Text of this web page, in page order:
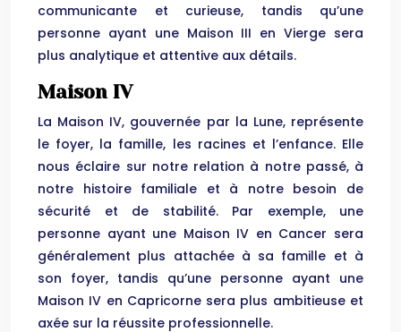
communicante et curieuse, tandis qu’une
personne ayant une Maison III en Vierge sera
plus analytique et attentive aux détails.
Maison IV
La Maison IV, gouvernée par la Lune, représente
le foyer, la famille, les racines et l’enfance. Elle
nous éclaire sur notre relation à notre passé, à
notre histoire familiale et à notre besoin de
sécurité et de stabilité. Par exemple, une
personne ayant une Maison IV en Cancer sera
généralement plus attachée à sa famille et à
son foyer, tandis qu’une personne ayant une
Maison IV en Capricorne sera plus ambitieuse et
axée sur la réussite professionnelle.